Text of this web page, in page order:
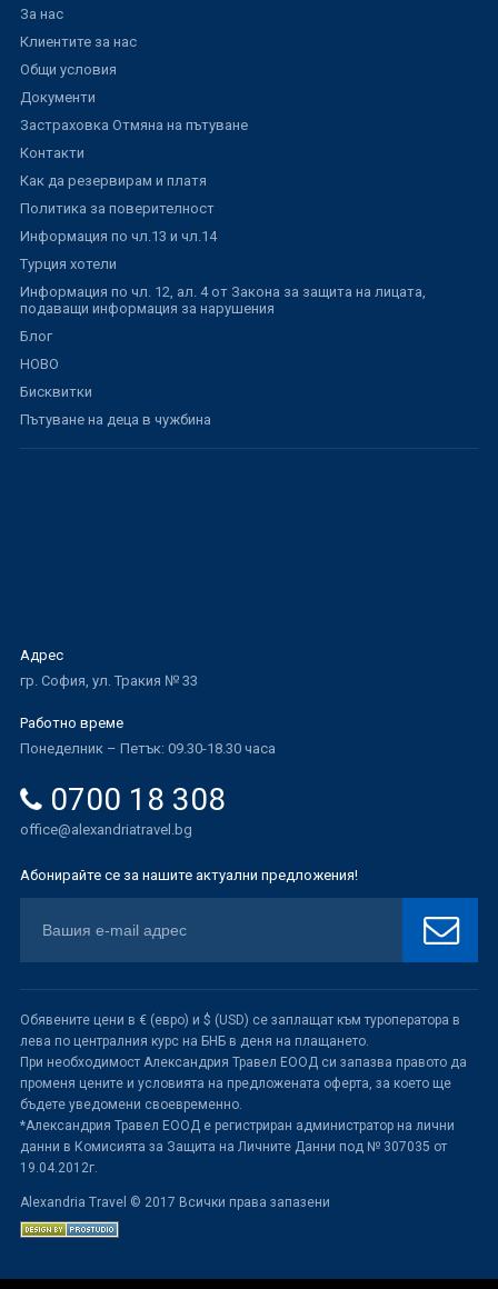
За нас
Клиентите за нас
Общи условия
Документи
Застраховка Отмяна на пътуване
Контакти
Как да резервирам и платя
Политика за поверителност
Информация по чл.13 и чл.14
Турция хотели
Информация по чл. 12, ал. 4 от Закона за защита на лицата,
подаващи информация за нарушения
Блог
НОВО
Бисквитки
Пътуване на деца в чужбина
Адрес
гр. София, ул. Тракия № 33
Работно време
Понеделник – Петък: 09.30-18.30 часа
0700 18 308
office@alexandriatravel.bg
Абонирайте се за нашите актуални предложения!
Обявените цени в € (евро) и $ (USD) се заплащат към туроператора в
лева по централния курс на БНБ в деня на плащането.
При необходимост Александрия Травел ЕООД си запазва правото да
променя цените и условията на предложената оферта, за което ще
бъдете уведомени своевременно.
*Александрия Травел ЕООД е регистриран администратор на лични
данни в Комисията за Защита на Личните Данни под № 307035 от
19.04.2012г.
Alexandria Travel © 2017 Всички права запазени